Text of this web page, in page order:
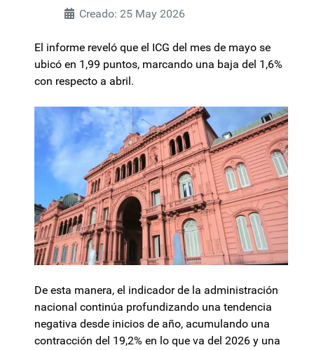
Creado: 25 May 2026
El informe reveló que el ICG del mes de mayo se
ubicó en 1,99 puntos, marcando una baja del 1,6%
con respecto a abril.
De esta manera, el indicador de la administración
nacional continúa profundizando una tendencia
negativa desde inicios de año, acumulando una
contracción del 19,2% en lo que va del 2026 y una